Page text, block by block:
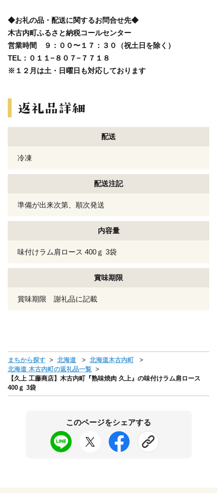
◆お礼の品・配送に関するお問合せ先◆
木古内町ふるさと納税コールセンター
営業時間 ９：００〜１７：３０（祝土日を除く）
TEL：０１１−８０７−７７１８
※１２月は土・日曜日も対応しております
配送
冷凍
配送注記
準備が出来次第、順次発送
内容量
味付けラム肩ロース 400ｇ 3袋
賞味期限
賞味期限 謝礼品に記載
まちから探す 北海道
北海道木古内町
北海道 木古内町の返礼品一覧
【久上 工藤商店】木古内町『熟味焼肉 久上』の味付けラム肩ロース
400ｇ 3袋
このページをシェアする